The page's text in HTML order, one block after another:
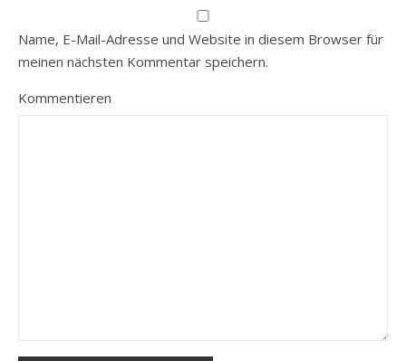
Name, E-Mail-Adresse und Website in diesem Browser für
meinen nächsten Kommentar speichern.
Kommentieren